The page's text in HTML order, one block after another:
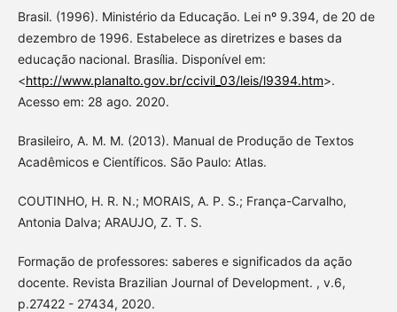
Brasil. (1996). Ministério da Educação. Lei nº 9.394, de 20 de
dezembro de 1996. Estabelece as diretrizes e bases da
educação nacional. Brasília. Disponível em:
<http://www.planalto.gov.br/ccivil_03/leis/l9394.htm>.
Acesso em: 28 ago. 2020.
Brasileiro, A. M. M. (2013). Manual de Produção de Textos
Acadêmicos e Científicos. São Paulo: Atlas.
COUTINHO, H. R. N.; MORAIS, A. P. S.; França-Carvalho,
Antonia Dalva; ARAUJO, Z. T. S.
Formação de professores: saberes e significados da ação
docente. Revista Brazilian Journal of Development. , v.6,
p.27422 - 27434, 2020.